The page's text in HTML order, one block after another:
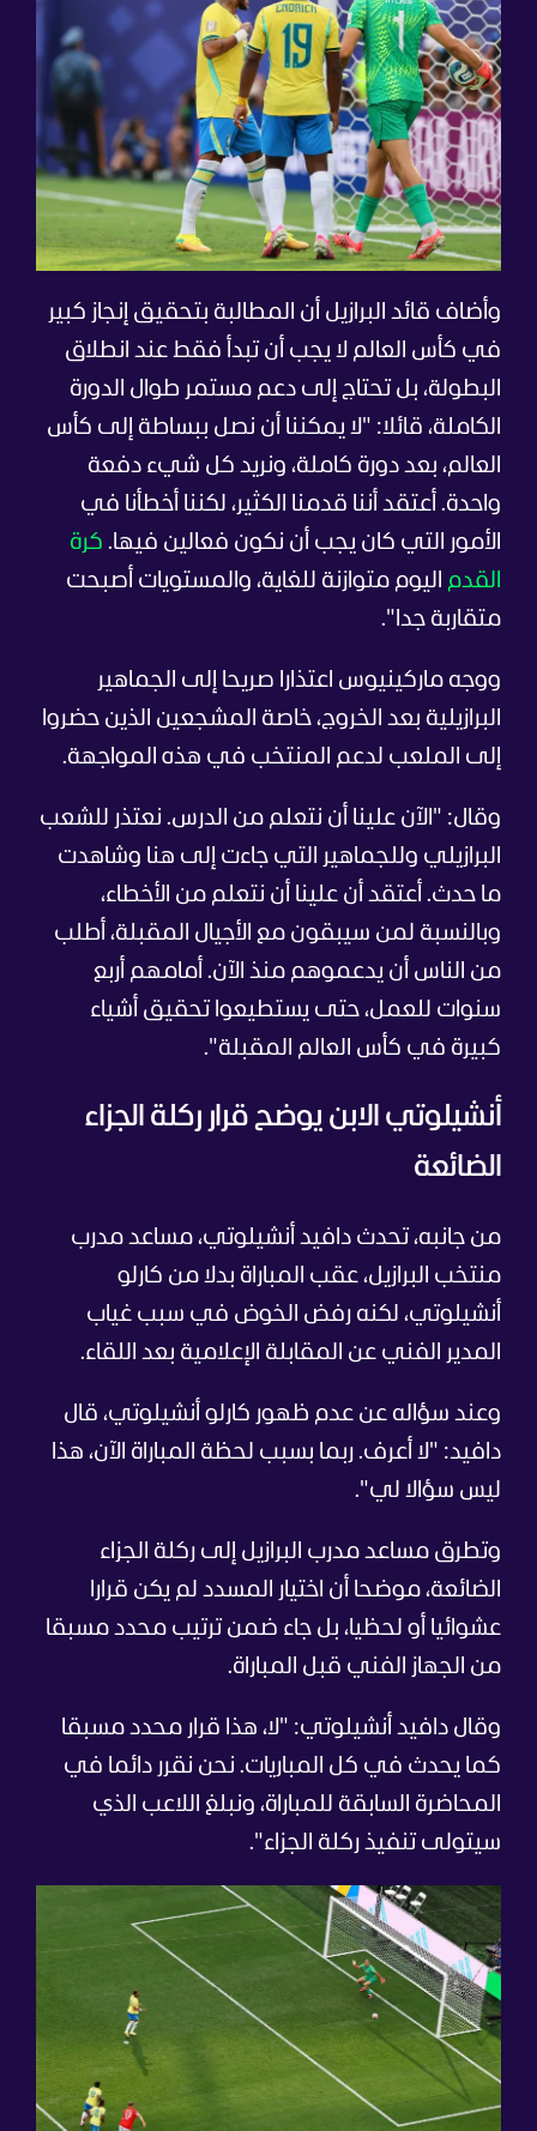
وأضاف قائد البرازيل أن المطالبة بتحقيق إنجاز كبير
في كأس العالم لا يجب أن تبدأ فقط عند انطلاق
البطولة، بل تحتاج إلى دعم مستمر طوال الدورة
الكاملة، قائلا: "لا يمكننا أن نصل ببساطة إلى كأس
العالم، بعد دورة كاملة، ونريد كل شيء دفعة
واحدة. أعتقد أننا قدمنا الكثير، لكننا أخطأنا في
الأمور التي كان يجب أن نكون فعالين فيها. كرة
القدم اليوم متوازنة للغاية، والمستويات أصبحت
متقاربة جدا".
ووجه ماركينيوس اعتذارا صريحا إلى الجماهير
البرازيلية بعد الخروج، خاصة المشجعين الذين حضروا
إلى الملعب لدعم المنتخب في هذه المواجهة.
وقال: "الآن علينا أن نتعلم من الدرس. نعتذر للشعب
البرازيلي وللجماهير التي جاءت إلى هنا وشاهدت
ما حدث. أعتقد أن علينا أن نتعلم من الأخطاء،
وبالنسبة لمن سيبقون مع الأجيال المقبلة، أطلب
من الناس أن يدعموهم منذ الآن. أمامهم أربع
سنوات للعمل، حتى يستطيعوا تحقيق أشياء
كبيرة في كأس العالم المقبلة".
أنشيلوتي الابن يوضح قرار ركلة الجزاء
الضائعة
من جانبه، تحدث دافيد أنشيلوتي، مساعد مدرب
منتخب البرازيل، عقب المباراة بدلا من كارلو
أنشيلوتي، لكنه رفض الخوض في سبب غياب
المدير الفني عن المقابلة الإعلامية بعد اللقاء.
وعند سؤاله عن عدم ظهور كارلو أنشيلوتي، قال
دافيد: "لا أعرف. ربما بسبب لحظة المباراة الآن، هذا
ليس سؤالا لي".
وتطرق مساعد مدرب البرازيل إلى ركلة الجزاء
الضائعة، موضحا أن اختيار المسدد لم يكن قرارا
عشوائيا أو لحظيا، بل جاء ضمن ترتيب محدد مسبقا
من الجهاز الفني قبل المباراة.
وقال دافيد أنشيلوتي: "لا، هذا قرار محدد مسبقا
كما يحدث في كل المباريات. نحن نقرر دائما في
المحاضرة السابقة للمباراة، ونبلغ اللاعب الذي
سيتولى تنفيذ ركلة الجزاء".